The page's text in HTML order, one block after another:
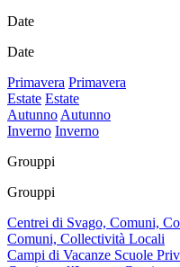
Date
Date
Primavera Primavera
Estate Estate
AutunnoAutunno
Inverno Inverno
Grouppi
Grouppi
Centrei di Svago, Comuni,
Comuni, Collectività Locali
Campi di Vacanze Scuole